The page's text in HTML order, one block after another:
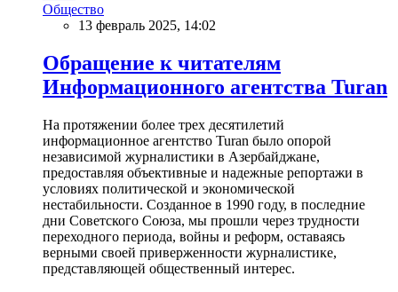
Общество
13 февраль 2025, 14:02
Обращение к читателям
Информационного агентства Turan
На протяжении более трех десятилетий
информационное агентство Turan было опорой
независимой журналистики в Азербайджане,
предоставляя объективные и надежные репортажи в
условиях политической и экономической
нестабильности. Созданное в 1990 году, в последние
дни Советского Союза, мы прошли через трудности
переходного периода, войны и реформ, оставаясь
верными своей приверженности журналистике,
представляющей общественный интерес.